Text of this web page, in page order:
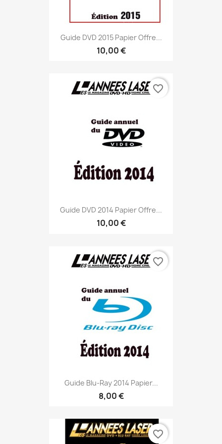
Guide DVD 2015 Papier Offre...
10,00 €
Guide DVD 2014 Papier Offre...
10,00 €
favorite_border
Guide Blu-Ray 2014 Papier...
8,00 €
favorite_border
favorite_border